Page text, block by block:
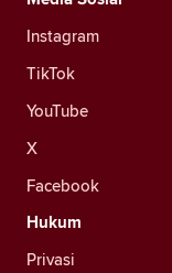
Instagram
TikTok
YouTube
X
Facebook
Hukum
Privasi